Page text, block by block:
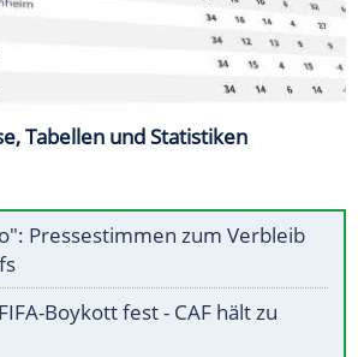
Tabellen und Statistiken
Pressestimmen zum Verbleib
Boykott fest - CAF hält zu